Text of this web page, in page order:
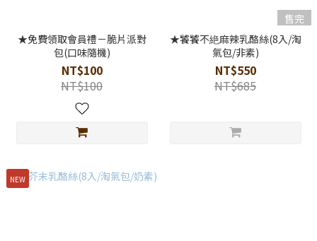
★免費領取會員禮－脆片派對
包(口味隨機)
NT$100
NT$100
售完
★饕饕不絶麻辣乳酪絲(8入/淘
氣包/非素)
NT$550
NT$685
NEW